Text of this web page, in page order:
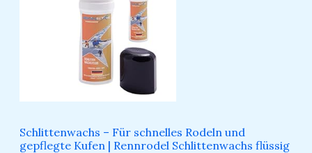
Schlittenwachs – Für schnelles Rodeln und
gepflegte Kufen​ | Rennrodel Schlittenwachs flüssig